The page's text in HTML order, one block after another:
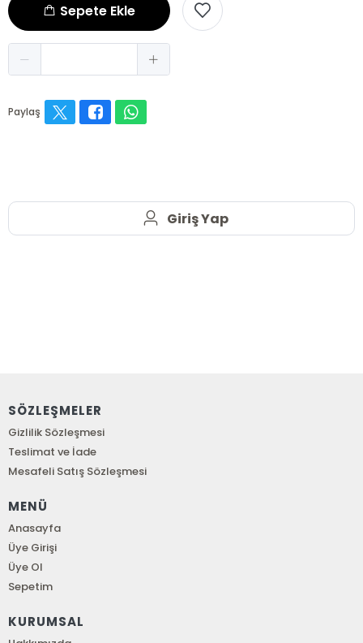
Sepete Ekle
Paylaş
Giriş Yap
SÖZLEŞMELER
Gizlilik Sözleşmesi
Teslimat ve İade
Mesafeli Satış Sözleşmesi
MENÜ
Anasayfa
Üye Girişi
Üye Ol
Sepetim
KURUMSAL